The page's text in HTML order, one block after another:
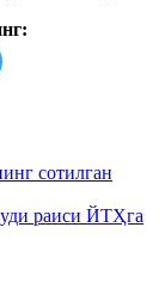
сотилган
раиси ЙТҲга